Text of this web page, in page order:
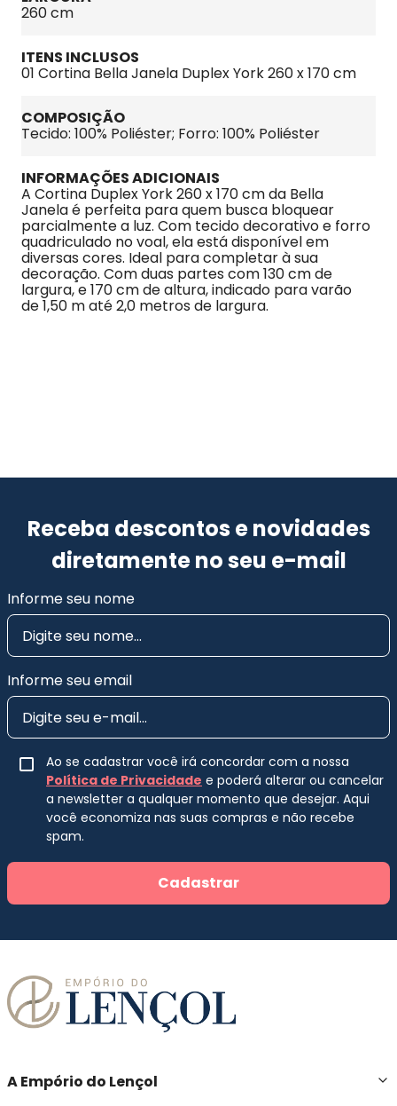
260 cm
ITENS INCLUSOS
01 Cortina Bella Janela Duplex York 260 x 170 cm
COMPOSIÇÃO
Tecido: 100% Poliéster; Forro: 100% Poliéster
INFORMAÇÕES ADICIONAIS
A Cortina Duplex York 260 x 170 cm da Bella
Janela é perfeita para quem busca bloquear
parcialmente a luz. Com tecido decorativo e forro
quadriculado no voal, ela está disponível em
diversas cores. Ideal para completar à sua
decoração. Com duas partes com 130 cm de
largura, e 170 cm de altura, indicado para varão
de 1,50 m até 2,0 metros de largura.
Receba descontos e novidades
diretamente no seu e-mail
Informe seu nome
Informe seu email
Ao se cadastrar você irá concordar com a nossa
Política de Privacidade e poderá alterar ou cancelar
a newsletter a qualquer momento que desejar. Aqui
você economiza nas suas compras e não recebe
spam.
Cadastrar
A Empório do Lençol